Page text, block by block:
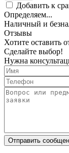
Добавить к
Определяем...
Наличный и
Отзывы
Хотите оставить
Сделайте выбор!
Нужна
Отправить